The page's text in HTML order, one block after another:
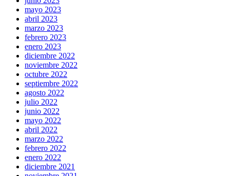
mayo 2023
abril 2023
marzo 2023
febrero 2023
enero 2023
diciembre 2022
noviembre 2022
octubre 2022
septiembre 2022
agosto 2022
julio 2022
junio 2022
mayo 2022
abril 2022
marzo 2022
febrero 2022
enero 2022
diciembre 2021